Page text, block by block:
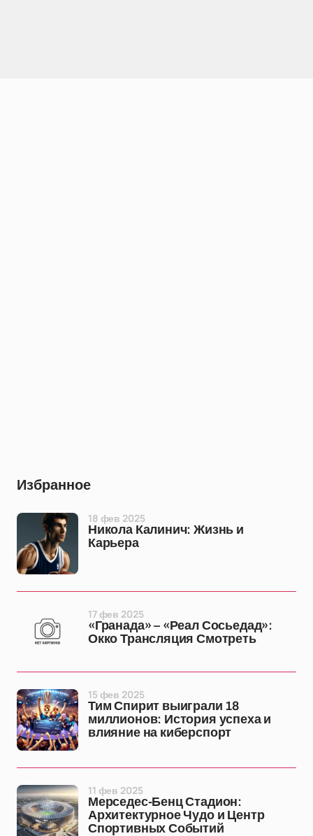
Избранное
Никола Калинич: Жизнь и
Карьера
18 фев 2025
«Гранада» – «Реал Сосьедад»:
Окко Трансляция Смотреть
17 фев 2025
Тим Спирит выиграли 18
миллионов: История успеха и
влияние на киберспорт
15 фев 2025
Мерседес-Бенц Стадион:
Архитектурное Чудо и Центр
Спортивных Событий
11 фев 2025